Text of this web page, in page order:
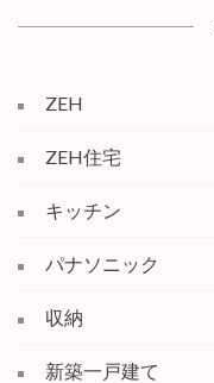
ZEH
ZEH住宅
キッチン
パナソニック
収納
新築一戸建て